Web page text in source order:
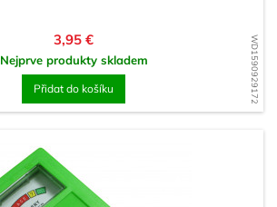
WD1590929172
Cena
3,95 €
Nejprve produkty skladem
Přidat do košíku